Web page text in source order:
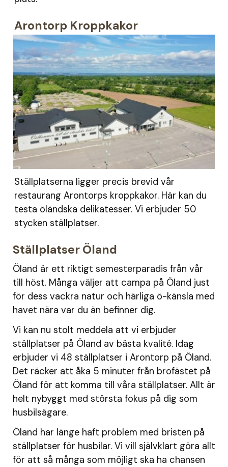
Arontorp Kroppkakor
Ställplatserna ligger precis brevid vår
restaurang Arontorps kroppkakor. Här kan du
testa öländska delikatesser. Vi erbjuder 50
stycken ställplatser.
Ställplatser Öland
Öland är ett riktigt semesterparadis från vår
till höst. Många väljer att campa på Öland just
för dess vackra natur och härliga ö-känsla med
havet nära var du än befinner dig.
Vi kan nu stolt meddela att vi erbjuder
ställplatser på Öland av bästa kvalité. Idag
erbjuder vi 48 ställplatser i Arontorp på Öland.
Det räcker att åka 5 minuter från brofästet på
Öland för att komma till våra ställplatser. Allt är
helt nybyggt med största fokus på dig som
husbilsägare.
Öland har länge haft problem med bristen på
ställplatser för husbilar. Vi vill självklart göra allt
för att så många som möjligt ska ha chansen